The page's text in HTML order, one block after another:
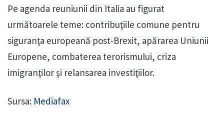
Pe agenda reuniunii din Italia au figurat
următoarele teme: contribuţiile comune pentru
siguranţa europeană post-Brexit, apărarea Uniunii
Europene, combaterea terorismului, criza
imigranţilor şi relansarea investiţiilor.
Sursa: Mediafax